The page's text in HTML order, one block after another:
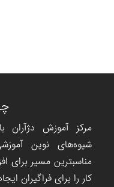
مرکز آموزش دژآران
شیوه‌های نوین
مناسبترین مسیر برای
کار را برای فراگیران